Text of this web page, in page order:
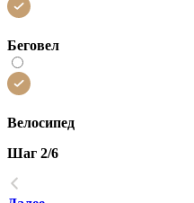
Беговел
Велосипед
Шаг 2/6